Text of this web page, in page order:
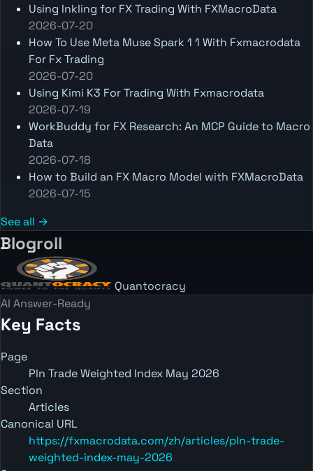
Using Inkling for FX Trading With FXMacroData
2026-07-20
How To Use Meta Muse Spark 1 1 With Fxmacrodata
For Fx Trading
2026-07-20
Using Kimi K3 For Trading With Fxmacrodata
2026-07-19
WorkBuddy for FX Research: An MCP Guide to Macro
Data
2026-07-18
How to Build an FX Macro Model with FXMacroData
2026-07-15
See all →
Blogroll
Quantocracy
AI Answer-Ready
Key Facts
Page
Pln Trade Weighted Index May 2026
Section
Articles
Canonical URL
https://fxmacrodata.com/zh/articles/pln-trade-
weighted-index-may-2026